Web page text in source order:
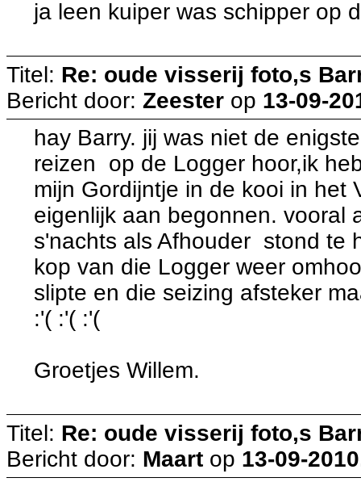
ja leen kuiper was schipper op
Titel: Re: oude visserij foto,s
Bericht door: Zeester op 13-09-
hay Barry. jij was niet de
reizen op de Logger hoor,ik
mijn Gordijntje in de kooi in het
eigenlijk aan begonnen. vooral
s'nachts als Afhouder stond te
kop van die Logger weer
slipte en die seizing afsteker
:'( :'( :'(
Groetjes Willem.
Titel: Re: oude visserij foto,s
Bericht door: Maart op 13-09-